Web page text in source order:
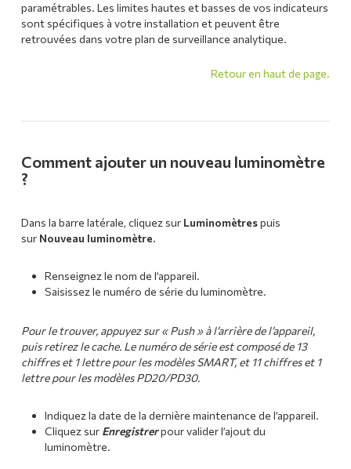
paramétrables. Les limites hautes et basses de vos indicateurs
sont spécifiques à votre installation et peuvent être
retrouvées dans votre plan de surveillance analytique.
Retour en haut de page.
Comment ajouter un nouveau luminomètre
?
Dans la barre latérale, cliquez sur Luminomètrespuis
sur Nouveau luminomètre.
Renseignez le nom de l’appareil.
Saisissez le numéro de série du luminomètre.
Pour le trouver, appuyez sur « Push » à l’arrière de l’appareil,
puis retirez le cache. Le numéro de série est composé de 13
chiffres et 1 lettre pour les modèles SMART, et 11 chiffres et 1
lettre pour les modèles PD20/PD30.
Indiquez la date de la dernière maintenance de l’appareil.
Cliquez sur Enregistrerpour valider l’ajout du
luminomètre.